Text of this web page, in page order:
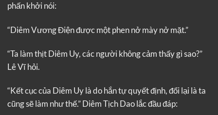
phấn khởi nói:
“Diêm Vương Điện được một phen nở mày nở mặt.”
“Ta làm thịt Diêm Uy, các người không cảm thấy gì sao?”
Lê Vĩ hỏi.
“Kết cục của Diêm Uy là do hắn tự quyết định, đổi lại là ta
cũng sẽ làm như thế.” Diêm Tịch Dao lắc đầu đáp: